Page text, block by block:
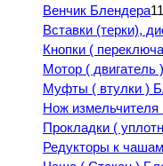
Венчик Блендера11
Вставки (терки),
Кнопки (
Мотор ( двигатель
Муфты ( втулки )
Нож измельчителя
Прокладки (
Редукторы к